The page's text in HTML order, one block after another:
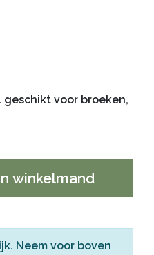
voor broeken,
winkelmand
Neem voor boven